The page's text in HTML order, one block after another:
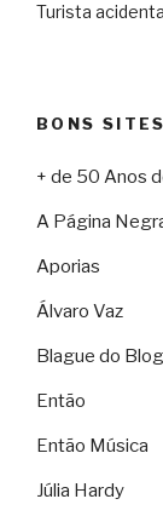
Turista
BONS SITES
+ de 50 Anos
A Página
Aporias
Álvaro Vaz
Blague do Blog
Então
Então Música
Júlia Hardy